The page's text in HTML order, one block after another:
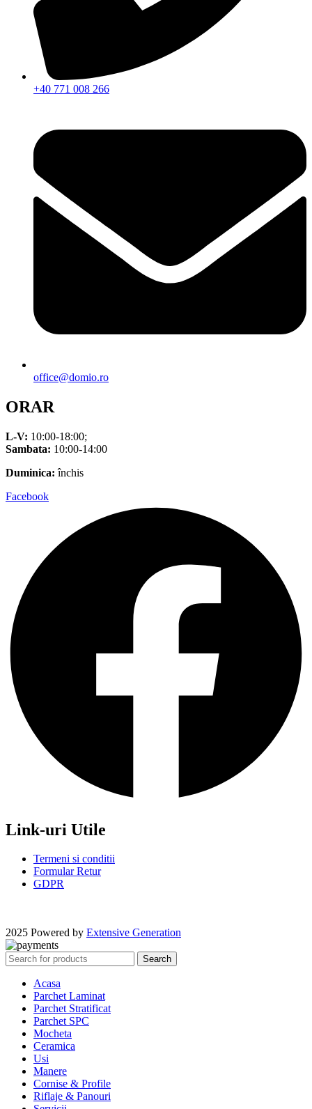
+40 771 008 266
office@domio.ro
ORAR
L-V: 10:00-18:00;
Sambata: 10:00-14:00
Duminica: închis
Facebook
Link-uri Utile
Termeni si conditii
Formular Retur
GDPR
2025 Powered by Extensive Generation
Search
Acasa
Parchet Laminat
Parchet Stratificat
Parchet SPC
Mocheta
Ceramica
Usi
Manere
Cornise & Profile
Riflaje & Panouri